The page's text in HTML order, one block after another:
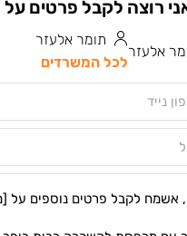
תומר אלעזר
לכל המשרדים